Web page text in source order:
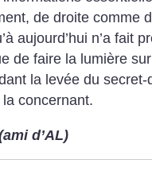
de droite comme
aujourd’hui n’a fait
de faire la lumière
la levée du secret-
concernant.
d’AL)